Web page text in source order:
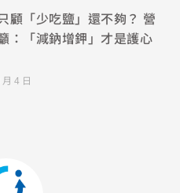
顧「少吃鹽」還不夠？ 營
：「減鈉增鉀」才是護心
4 日